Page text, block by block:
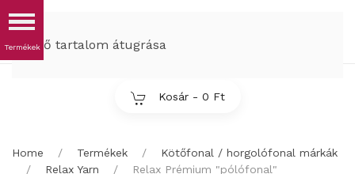
Fő tartalom átugrása
Kosár - 0 Ft
Home Termékek
Kötőfonal / horgolófonal márkák
Relax Yarn
Relax Prémium "pólófonal"